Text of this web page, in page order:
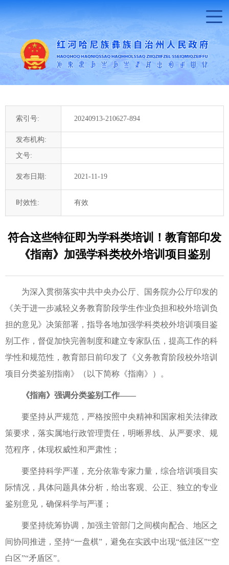
索引号: 20240913-210627-894
发布机构:
文号:
发布日期: 2021-11-19
时效性: 有效
符合这些特征即为学科类培训！教育部印发
《指南》加强学科类校外培训项目鉴别
为深入贯彻落实中共中央办公厅、国务院办公厅印发的
《关于进一步减轻义务教育阶段学生作业负担和校外培训负
担的意见》决策部署，指导各地加强学科类校外培训项目鉴
别工作，督促加快完善制度和建立专家队伍，提高工作的科
学性和规范性，教育部日前印发了《义务教育阶段校外培训
项目分类鉴别指南》（以下简称《指南》）。
《指南》强调分类鉴别工作——
要坚持从严规范，严格按照中央精神和国家相关法律政
策要求，落实属地行政管理责任，明晰界线、从严要求、规
范程序，体现权威性和严肃性；
要坚持科学严谨，充分依靠专家力量，综合培训项目实
际情况，具体问题具体分析，给出客观、公正、独立的专业
鉴别意见，确保科学与严谨；
要坚持统筹协调，加强主管部门之间横向配合、地区之
间协同推进，坚持“一盘棋”，避免在实践中出现“低洼区”“空
白区”“矛盾区”。